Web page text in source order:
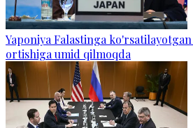
Yaponiya Falastinga
ortishiga umid qilmoqda